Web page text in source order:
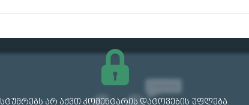
სტუმრებს არ აქვთ კომენტარის დატოვების უფლება.